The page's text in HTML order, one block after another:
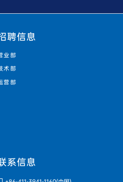
聘信息
业部
术部
营部
系信息